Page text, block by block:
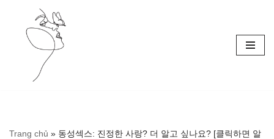
Skip
Trang chủ » 동성섹스: 진정한 사랑? 더 알고 싶나요? [클릭하면 알